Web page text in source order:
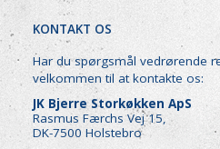
KONTAKT OS
Har du spørgsmål vedrørende
velkommen til at kontakte os:
JK Bjerre Storkøkken ApS
Rasmus Færchs Vej 15,
DK-7500 Holstebro